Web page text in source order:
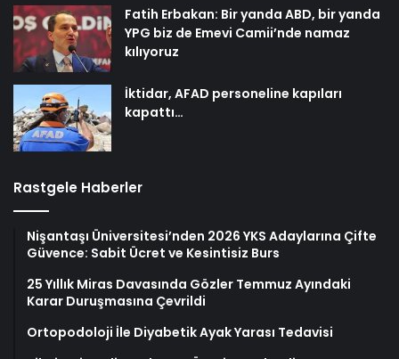
Fatih Erbakan: Bir yanda ABD, bir yanda
YPG biz de Emevi Camii’nde namaz
kılıyoruz
İktidar, AFAD personeline kapıları
kapattı…
Rastgele Haberler
Nişantaşı Üniversitesi’nden 2026 YKS Adaylarına Çifte
Güvence: Sabit Ücret ve Kesintisiz Burs
25 Yıllık Miras Davasında Gözler Temmuz Ayındaki
Karar Duruşmasına Çevrildi
Ortopodoloji İle Diyabetik Ayak Yarası Tedavisi